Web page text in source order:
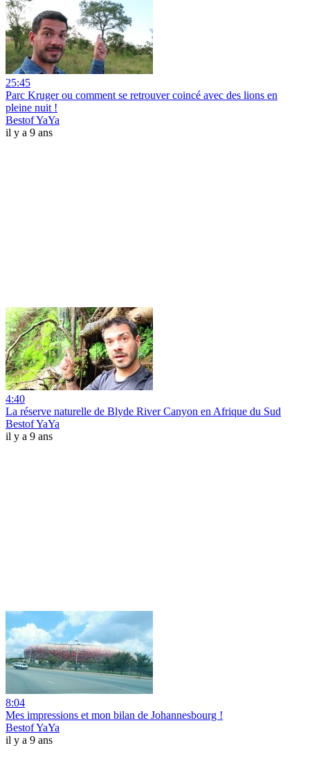
25:45
Parc Kruger ou comment se retrouver coincé avec des lions en
pleine nuit !
Bestof YaYa
il y a 9 ans
4:40
La réserve naturelle de Blyde River Canyon en Afrique du Sud
Bestof YaYa
il y a 9 ans
8:04
Mes impressions et mon bilan de Johannesbourg !
Bestof YaYa
il y a 9 ans